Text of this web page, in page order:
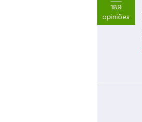
189
opiniões